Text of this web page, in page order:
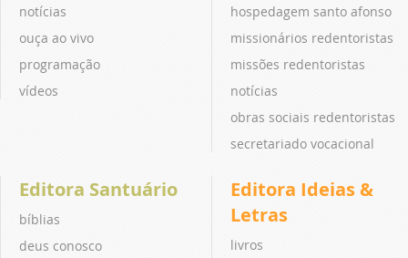
notícias
ouça ao vivo
programação
vídeos
hospedagem santo afonso
missionários redentoristas
missões redentoristas
notícias
obras sociais redentoristas
secretariado vocacional
Editora Santuário
bíblias
deus conosco
Editora Ideias &
Letras
livros